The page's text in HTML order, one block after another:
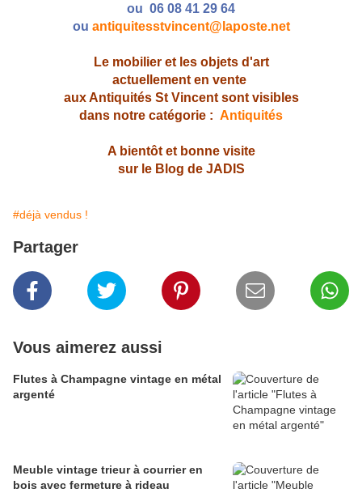
ou 06 08 41 29 64
ou antiquitesstvincent@laposte.net
Le mobilier et les objets d'art
actuellement en vente
aux Antiquités St Vincent sont visibles
dans notre catégorie : Antiquités
A bientôt et bonne visite
sur le Blog de JADIS
#déjà vendus !
Partager
Vous aimerez aussi
Flutes à Champagne vintage en métal
argenté
Meuble vintage trieur à courrier en
bois avec fermeture à rideau